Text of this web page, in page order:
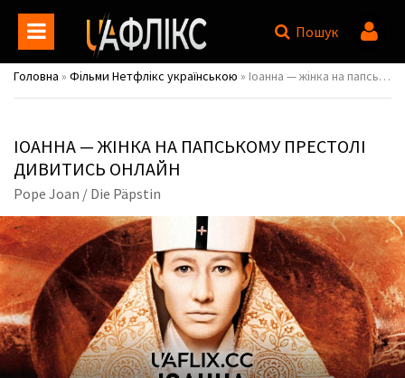
Пошук
Головна » Фільми Нетфлікс українською » Іоанна — жінка на папському престолі / Pope Joan / Die Päpstin
ІОАННА — ЖІНКА НА ПАПСЬКОМУ ПРЕСТОЛІ
ДИВИТИСЬ ОНЛАЙН
Pope Joan / Die Päpstin